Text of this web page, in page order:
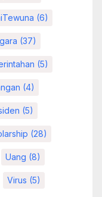
(6)
(37)
(5)
(4)
(5)
(28)
Uang (8)
Virus (5)